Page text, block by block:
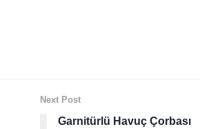
Next Post
Garnitürlü Havuç Çorbası